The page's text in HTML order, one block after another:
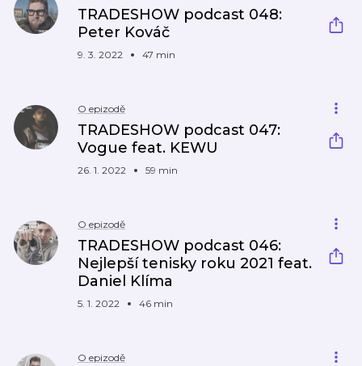
TRADESHOW podcast 048:
Peter Kováč
9. 3. 2022 47 min
O epizodě
TRADESHOW podcast 047:
Vogue feat. KEWU
26. 1. 2022 59 min
O epizodě
TRADESHOW podcast 046:
Nejlepší tenisky roku 2021 feat.
Daniel Klíma
5. 1. 2022 46 min
O epizodě